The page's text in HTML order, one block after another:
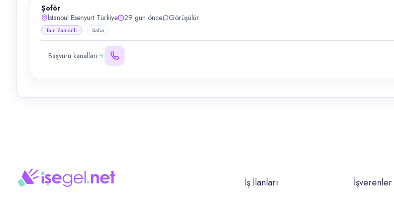
Şoför
İstanbul Esenyurt Türkiye
29 gün önce Görüşülür
Tam Zamanlı Saha
Başvuru kanalları
İş İlanları İşverenler